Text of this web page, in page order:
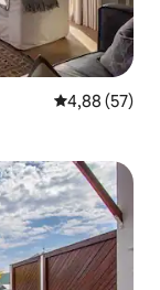
Évaluation
4,88 (57)